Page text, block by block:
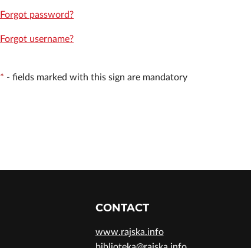
Forgot password?
Forgot username?
* - fields marked with this sign are mandatory
CONTACT
www.rajska.info